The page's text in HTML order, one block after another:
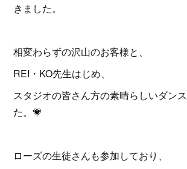
きました。
相変わらずの沢山のお客様と、
REI・KO先生はじめ、
スタジオの皆さん方の素晴らしいダン
た。💗
ローズの生徒さんも参加しており、